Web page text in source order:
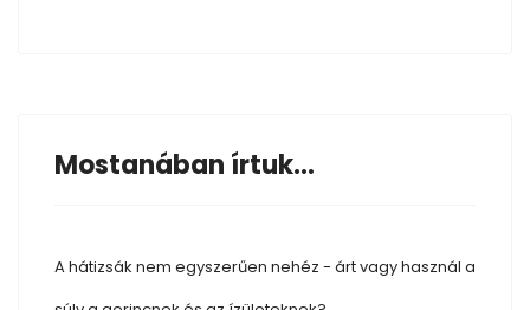
Mostanában írtuk...
A hátizsák nem egyszerűen nehéz - árt vagy használ a